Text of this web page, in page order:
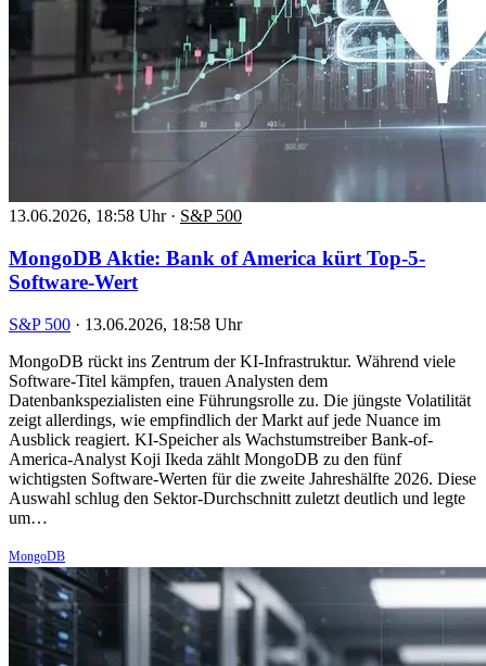
13.06.2026, 18:58 Uhr · S&P 500
MongoDB Aktie: Bank of America kürt Top-5-
Software-Wert
S&P 500 · 13.06.2026, 18:58 Uhr
MongoDB rückt ins Zentrum der KI-Infrastruktur. Während viele
Software-Titel kämpfen, trauen Analysten dem
Datenbankspezialisten eine Führungsrolle zu. Die jüngste Volatilität
zeigt allerdings, wie empfindlich der Markt auf jede Nuance im
Ausblick reagiert. KI-Speicher als Wachstumstreiber Bank-of-
America-Analyst Koji Ikeda zählt MongoDB zu den fünf
wichtigsten Software-Werten für die zweite Jahreshälfte 2026. Diese
Auswahl schlug den Sektor-Durchschnitt zuletzt deutlich und legte
um…
MongoDB